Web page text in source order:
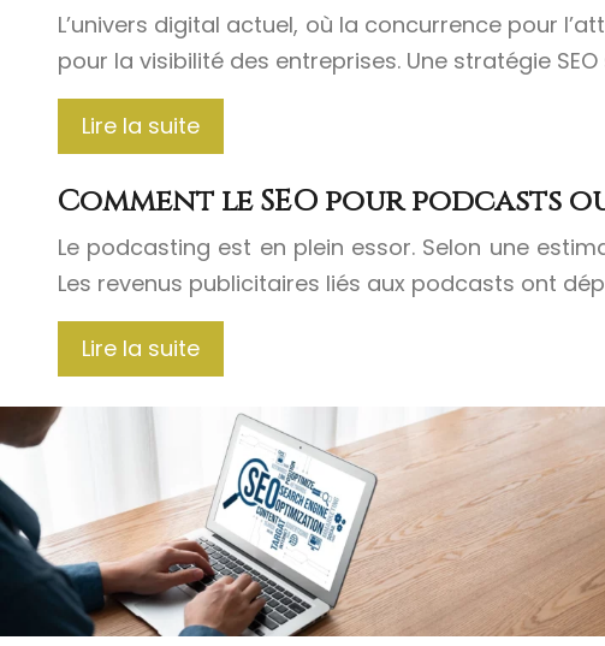
L’univers digital actuel, où la concurrence pour
pour la visibilité des entreprises. Une stratégie
Lire la suite
Comment le SEO pour podcasts
Le podcasting est en plein essor. Selon une
Les revenus publicitaires liés aux podcasts ont
Lire la suite